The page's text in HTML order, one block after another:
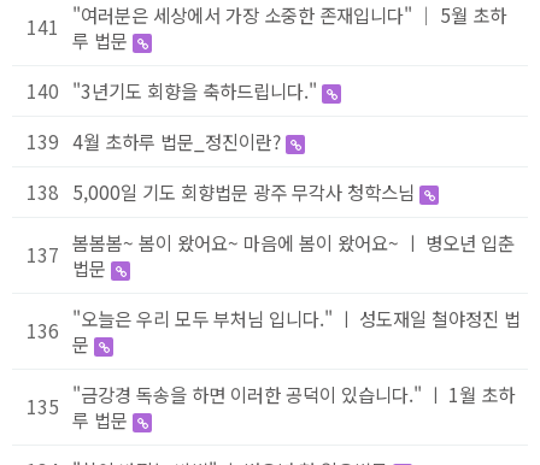
141
"여러분은 세상에서 가장 소중한 존재입니다" ｜ 5월 초하
루 법문
140 "3년기도 회향을 축하드립니다."
139 4월 초하루 법문_정진이란?
138 5,000일 기도 회향법문 광주 무각사 청학스님
137 봄봄봄~ 봄이 왔어요~ 마음에 봄이 왔어요~ ㅣ 병오년 입춘
법문
136 "오늘은 우리 모두 부처님 입니다." ㅣ 성도재일 철야정진 법
문
135 "금강경 독송을 하면 이러한 공덕이 있습니다." ㅣ 1월 초하
루 법문